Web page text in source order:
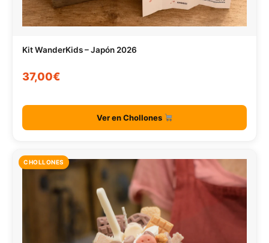
Kit WanderKids – Japón 2026
37,00€
Ver en Chollones
CHOLLONES